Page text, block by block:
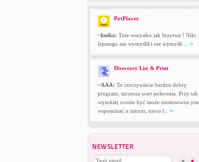
PotPlayer
~kuśka: Tnie wszystko jak brzytwa ! Nikt
lepszego nie wymyślił i nie wymyśli ...
Directory List & Print
~AAA: To rzeczywiście bardzo dobry
program, szczerze wart polecenia. Przy tak
wysokiej ocenie być może niestosowne jest
wspominać o innym, nieco l...